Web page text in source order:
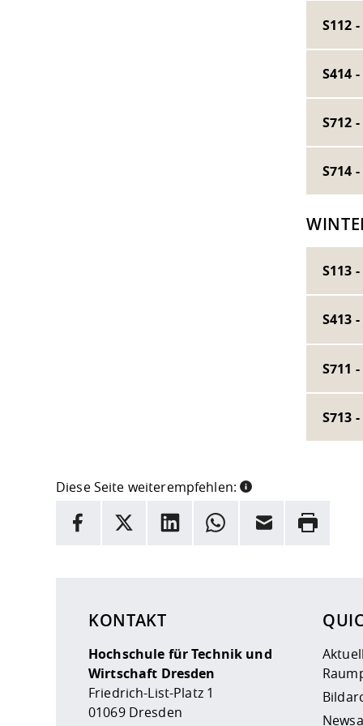
S112
S414
S712
S714
S113
S413
S711
S713
Diese Seite weiterempfehlen:
INFORMATION
Facebook
X LinkedInWhatsappE-Mail Drucken
KONTAKT
Hochschule für Technik und
Wirtschaft Dresden
Friedrich-List-Platz 1
01069 Dresden